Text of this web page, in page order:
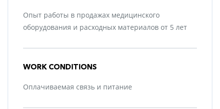
Опыт работы в продажах медицинского
оборудования и расходных материалов от 5 лет
WORK CONDITIONS
Оплачиваемая связь и питание